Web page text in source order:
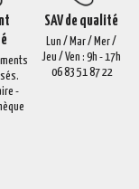
-
SAV de qualité
Lun / Mar / Mer /
Jeu / Ven : 9h - 17h
06 83 51 87 22